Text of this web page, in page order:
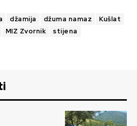
džamija džuma namaz
Kušlat
MIZ Zvornik stijena